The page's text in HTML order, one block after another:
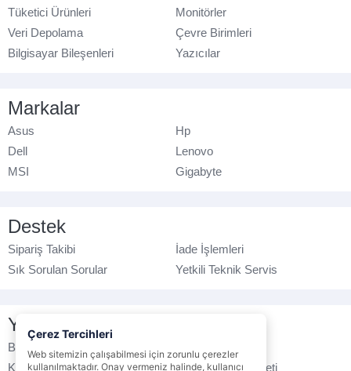
Tüketici Ürünleri
Monitörler
Veri Depolama
Çevre Birimleri
Bilgisayar Bileşenleri
Yazıcılar
Markalar
Asus
Hp
Dell
Lenovo
MSI
Gigabyte
Destek
Sipariş Takibi
İade İşlemleri
Sık Sorulan Sorular
Yetkili Teknik Servis
Yasal Bilgilendirme
Banka Hesap No
Kullanım Koşulları
Ticari Elektronik İleti
Çerez Tercihleri
Web sitemizin çalışabilmesi için zorunlu çerezler
kullanılmaktadır. Onay vermeniz halinde, kullanıcı